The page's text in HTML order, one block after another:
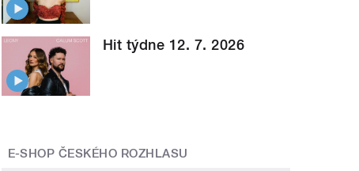
Hit týdne 12. 7. 2026
E-SHOP ČESKÉHO ROZHLASU